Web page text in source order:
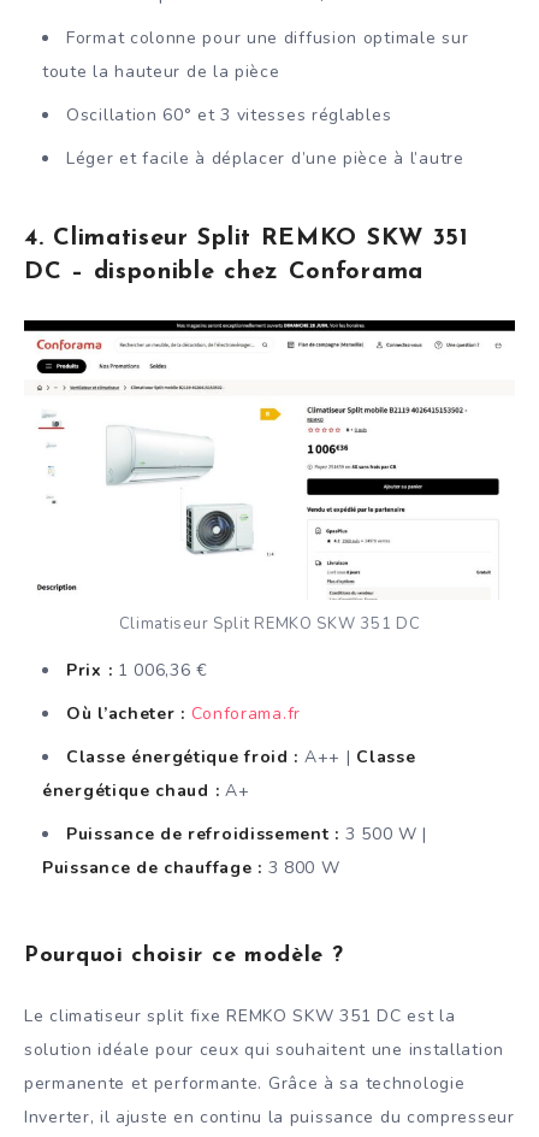
Format colonne pour une diffusion optimale sur
toute la hauteur de la pièce
Oscillation 60° et 3 vitesses réglables
Léger et facile à déplacer d’une pièce à l’autre
4. Climatiseur Split REMKO SKW 351
DC – disponible chez Conforama
Climatiseur Split REMKO SKW 351 DC
Prix : 1 006,36 €
Où l’acheter : Conforama.fr
Classe énergétique froid : A++ | Classe
énergétique chaud : A+
Puissance de refroidissement : 3 500 W |
Puissance de chauffage : 3 800 W
Pourquoi choisir ce modèle ?
Le climatiseur split fixe REMKO SKW 351 DC est la
solution idéale pour ceux qui souhaitent une installation
permanente et performante. Grâce à sa technologie
Inverter, il ajuste en continu la puissance du compresseur